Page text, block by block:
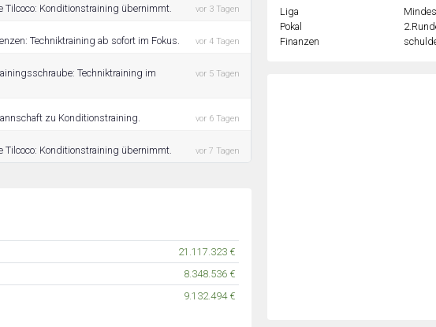
Tilcoco: Konditionstraining übernimmt. vor 3 Tagen
Techniktraining ab sofort im Fokus. vor 4 Tagen
Techniktraining im
vor 5 Tagen
zu Konditionstraining. vor 6 Tagen
Tilcoco: Konditionstraining übernimmt. vor 7 Tagen
21.117.323 €
8.348.536 €
9.132.494 €
Liga
Pokal
Finanzen